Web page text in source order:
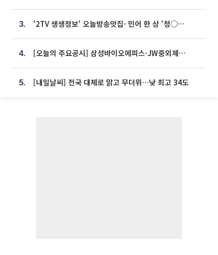
3. '2TV 생생정보' 오늘방송맛집- 민어 한 상 '청○○○' vs 전복 한 상 '명○'
4. [오늘의 주요공시] 삼성바이오에피스·JW중외제약·한미반도체·SK바이오사이언스 등
5. [내일날씨] 전국 대체로 맑고 무더위…낮 최고 34도